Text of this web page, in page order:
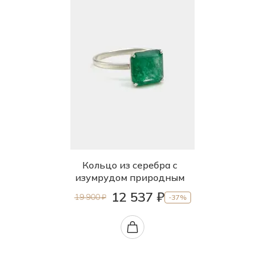
Кольцо из серебра с
изумрудом природным
19 900 ₽ 12 537 ₽ -37%